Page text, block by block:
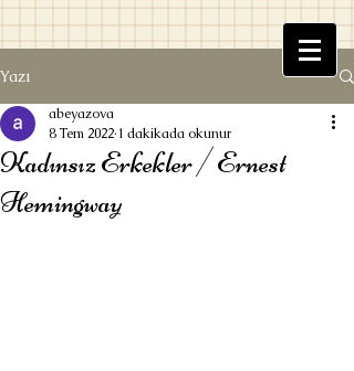
Beyaz Kitaplık
Yazı
Kadınsız Erkekler / Ernest
Hemingway
abeyazova
8 Tem 2022 1 dakikada okunur